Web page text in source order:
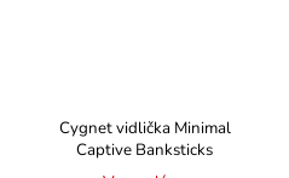
Cygnet vidlička Minimal
Captive Banksticks